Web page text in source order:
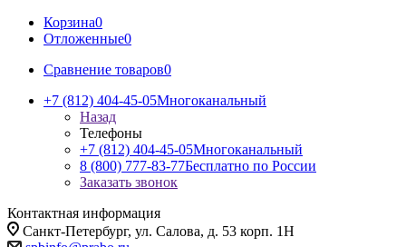
Корзина0
Отложенные0
Сравнение товаров0
+7 (812) 404-45-05Многоканальный
Назад
Телефоны
+7 (812) 404-45-05Многоканальный
8 (800) 777-83-77Бесплатно по России
Заказать звонок
Контактная информация
Санкт-Петербург, ул. Салова, д. 53 корп. 1Н